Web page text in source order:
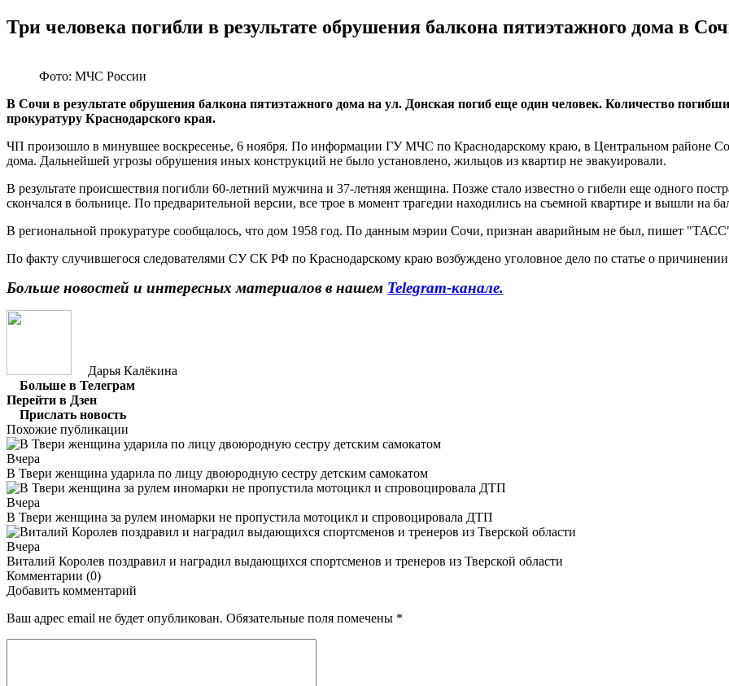
Три человека погибли в результате обрушения балкона пятиэтажного дома в
Фото: МЧС России
В Сочи в результате обрушения балкона пятиэтажного дома на ул. Донская погиб еще один человек. Количество
прокуратуру Краснодарского края.
ЧП произошло в минувшее воскресенье, 6 ноября. По информации ГУ МЧС по Краснодарскому краю, в Центральном районе
дома. Дальнейшей угрозы обрушения иных конструкций не было установлено, жильцов из квартир не эвакуировали.
В результате происшествия погибли 60-летний мужчина и 37-летняя женщина. Позже стало известно о гибели еще одного
скончался в больнице. По предварительной версии, все трое в момент трагедии находились на съемной квартире и вышли на
В региональной прокуратуре сообщалось, что дом 1958 год. По данным мэрии Сочи, признан аварийным не был, пишет
По факту случившегося следователями СУ СК РФ по Краснодарскому краю возбуждено уголовное дело по статье о
Больше новостей и интересных материалов в нашем Telegram-канале.
Дарья Калёкина
Больше в Телеграм
Перейти в Дзен
Прислать новость
Похожие публикации
Вчера
В Твери женщина ударила по лицу двоюродную сестру детским самокатом
Вчера
В Твери женщина за рулем иномарки не пропустила мотоцикл и спровоцировала ДТП
Вчера
Виталий Королев поздравил и наградил выдающихся спортсменов и тренеров из Тверской области
Комментарии (0)
Добавить комментарий
Ваш адрес email не будет опубликован. Обязательные поля помечены *